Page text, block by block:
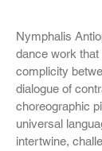
Nymphalis
dance work
complicity
dialogue of
choreographic
universal
intertwine,